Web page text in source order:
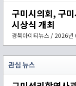
구미시의회, 구
시상식 개최
경북아이티뉴스 / 2026년
관심 뉴스